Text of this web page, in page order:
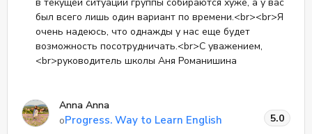
в текущей ситуации группы собираются хуже, а у вас
был всего лишь один вариант по времени.<br><br>Я
очень надеюсь, что однажды у нас еще будет
возможность посотрудничать.<br>С уважением,
<br>руководитель школы Аня Романишина
Anna Anna
оProgress. Way to Learn English
5.0